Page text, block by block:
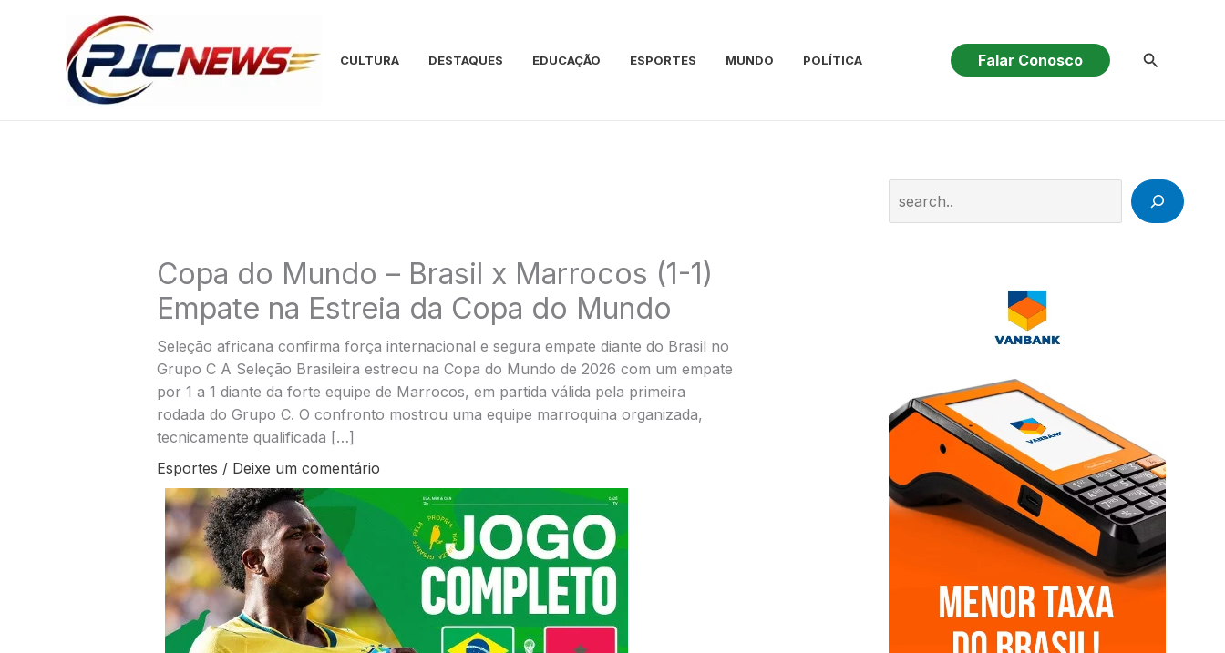
CULTURA DESTAQUES EDUCAÇÃO ESPORTES MUNDO POLÍTICA Falar Conosco Pesquisar
Copa do Mundo – Brasil x Marrocos (1-1)
Empate na Estreia da Copa do Mundo
Seleção africana confirma força internacional e segura empate diante do Brasil no
Grupo C A Seleção Brasileira estreou na Copa do Mundo de 2026 com um empate
por 1 a 1 diante da forte equipe de Marrocos, em partida válida pela primeira
rodada do Grupo C. O confronto mostrou uma equipe marroquina organizada,
tecnicamente qualificada […]
Esportes / Deixe um comentário